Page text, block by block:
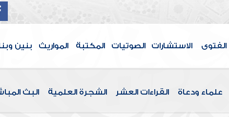
الفتوى الاستشارات الصوتيات المكتبة المواريث بنين
علماء ودعاة القراءات العشر الشجرة العلمية البث